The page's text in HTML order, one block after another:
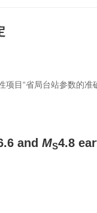
目“省局台站参数的准
and MS4.8